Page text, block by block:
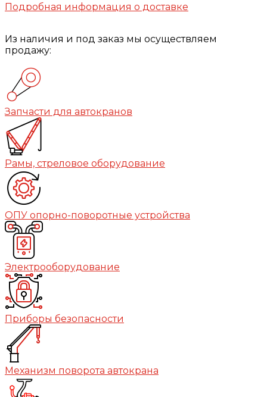
Подробная информация о доставке
Из наличия и под заказ мы осуществляем
продажу:
Запчасти для автокранов
Рамы, стреловое оборудование
ОПУ опорно-поворотные устройства
Электрооборудование
Приборы безопасности
Механизм поворота автокрана